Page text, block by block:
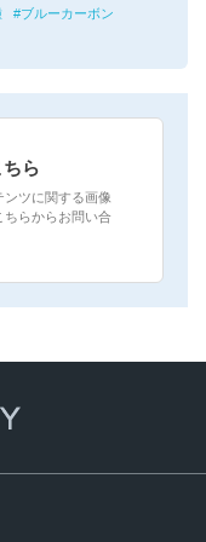
ブルーカーボン
ら
ツに関する画像
ちらからお問い合